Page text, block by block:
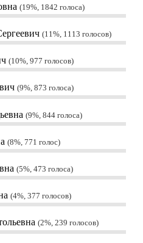
19%, 1842 голоса
11%, 1113 голосов
10%, 977 голосов
9%, 873 голоса
9%, 844 голоса
8%, 771 голос
5%, 473 голоса
4%, 377 голосов
2%, 239 голосов